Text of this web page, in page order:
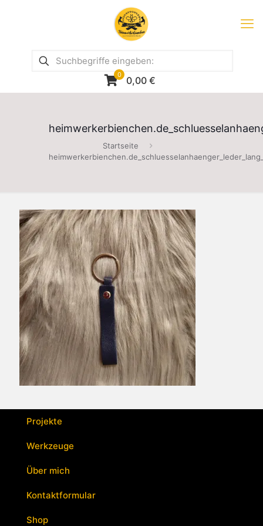
0 0,00 €
Startseite
Projekte
Werkzeuge
Über mich
Kontaktformular
Shop